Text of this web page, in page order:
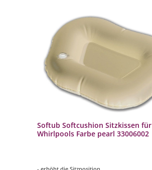
Softub Softcushion Sitzkissen für
Whirlpools Farbe pearl 33006002